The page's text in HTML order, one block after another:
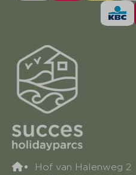
Hof van Halenweg 2